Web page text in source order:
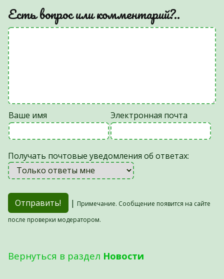
Есть вопрос или комментарий?..
Ваше имя Электронная почта
Получать почтовые уведомления об ответах:
| Примечание. Сообщение появится на сайте
после проверки модератором.
Вернуться в раздел Новости